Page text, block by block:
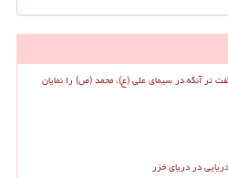
آنکه در سیمای علی (ع)، محمد (ص) را نمایان
در دریای خزر